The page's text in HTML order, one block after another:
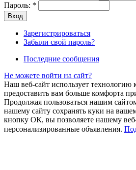
Пароль: *
Зарегистрироваться
Забыли свой пароль?
Последние сообщения
Не можете войти на сайт?
Наш веб-сайт использует технологию
предоставить вам больше комфорта
Продолжая пользоваться нашим
нашему сайту сохранять куки на
кнопку ОК, вы позволяете нашему
персонализированные объявления.